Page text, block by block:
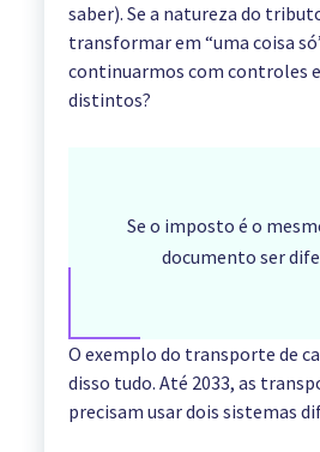
saber). Se a natureza do
transformar em “uma coisa
continuarmos com controles
distintos?
Se o imposto é o
documento ser
O exemplo do transporte de
disso tudo. Até 2033, as
precisam usar dois sistemas